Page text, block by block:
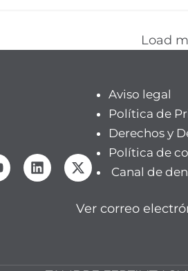
Load
Aviso legal
Política de
Derechos y
Política de
Canal de
Ver correo